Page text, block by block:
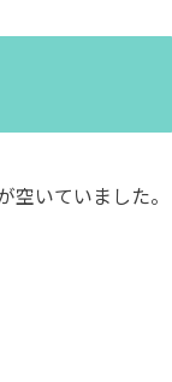
いていました。